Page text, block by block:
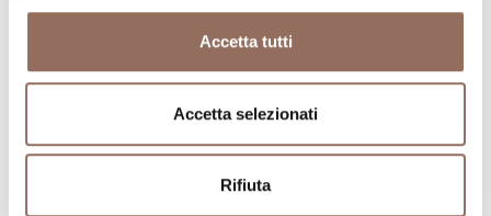
Accetta tutti
Accetta selezionati
Rifiuta
Dove dormire Dove mangiare